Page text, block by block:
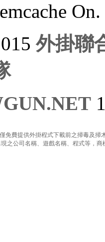
On.
外掛聯
費提供外掛程式下載前之掃毒及掃
之公司名稱、遊戲名稱、程式等，